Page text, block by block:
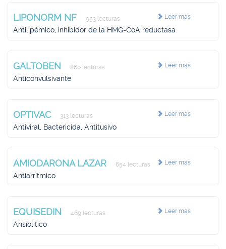
Leer más
LIPONORM NF 953 lecturas
Antilipémico, inhibidor de la HMG-CoA reductasa
Leer más
GALTOBEN 860 lecturas
Anticonvulsivante
Leer más
OPTIVAC 313 lecturas
Antiviral, Bactericida, Antitusivo
Leer más
AMIODARONA LAZAR 654 lecturas
Antiarrítmico
Leer más
EQUISEDIN 469 lecturas
Ansiolítico